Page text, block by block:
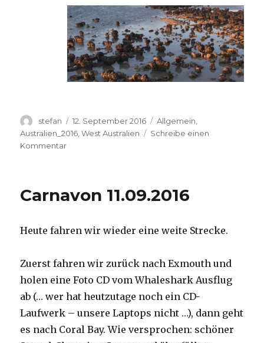
Autor
stefan
Veröffentlicht
am
12. September 2016 Kategorien
Allgemein
Australien_2016 ,West Australien
Schreibe einen
Kommentarzu
Carnavon 11.09.2016
Heute fahren wir wieder eine weite Strecke.
Zuerst fahren wir zurück nach Exmouth und
holen eine Foto CD vom Whaleshark Ausflug
ab (… wer hat heutzutage noch ein CD-
Laufwerk – unsere Laptops nicht …), dann geht
es nach Coral Bay. Wie versprochen: schöner